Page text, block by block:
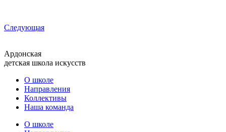
Следующая
Ардонская
детская школа искусств
О школе
Направления
Коллективы
Наша команда
О школе